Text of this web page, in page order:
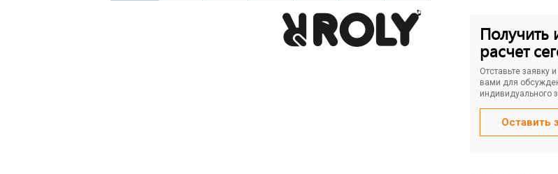
Получить
расчет
Отставьте
вами для
индивидуального
Оставить